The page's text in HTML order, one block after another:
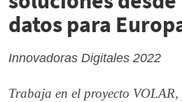
datos para
Innovadoras Digitales 2022
Trabaja en el proyecto